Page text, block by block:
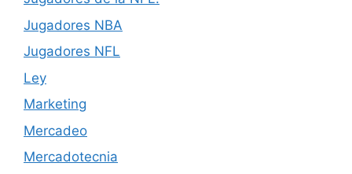
Jugadores NBA
Jugadores NFL
Ley
Marketing
Mercadeo
Mercadotecnia